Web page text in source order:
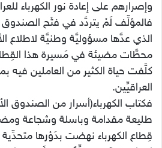
وإصرارهم على إعادة نور الكهرباء
فالمؤلِّف لَمْ يتردَّد في فتْح
الذي عدَّها مسؤوليَّة وطنيَّة لاطلاع
محطَّات مضيئة في مَسيرة هذا
كلَّفت حياة الكثير من العاملين
العراقيِّين.
فكتاب الكهرباء(أسرار من
طليعة مقدامة وباسلة وشجاعة
قِطاع الكهرباء نهضت بدَوْرها